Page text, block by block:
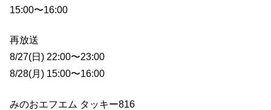
15:00〜16:00
再放送
8/27(日) 22:00〜23:00
8/28(月) 15:00〜16:00
みのおエフエム タッキー816